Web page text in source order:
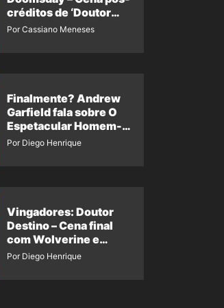
créditos de ‘Doutor
Destino’ é revelada
Por Cassiano Meneses
Finalmente? Andrew
Garfield fala sobre O
Espetacular Homem-
Aranha 3
Por Diego Henrique
Vingadores: Doutor
Destino – Cena final
com Wolverine e
Homem-Aranha de
Por Diego Henrique